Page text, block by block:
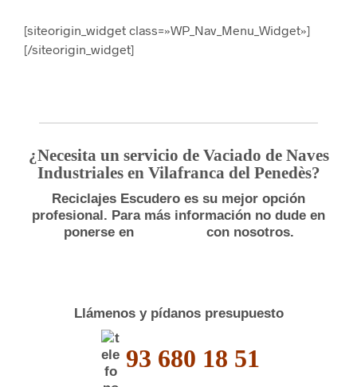
[siteorigin_widget class=»WP_Nav_Menu_Widget»]
[/siteorigin_widget]
¿Necesita un servicio de Vaciado de Naves
Industriales en Vilafranca del Penedès?
Reciclajes Escudero es su mejor opción
profesional. Para más información no dude en
ponerse en
con nosotros.
Llámenos y pídanos presupuesto
93 680 18 51